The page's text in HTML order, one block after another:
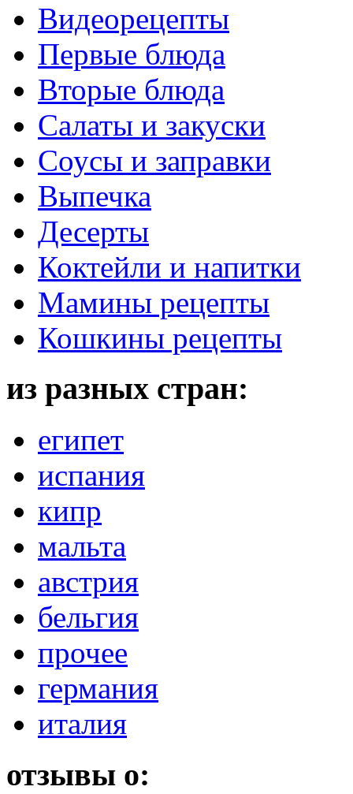
Видеорецепты
Первые блюда
Вторые блюда
Салаты и закуски
Соусы и заправки
Выпечка
Десерты
Коктейли и напитки
Мамины рецепты
Кошкины рецепты
из разных стран:
египет
испания
кипр
мальта
австрия
бельгия
прочее
германия
италия
отзывы о: